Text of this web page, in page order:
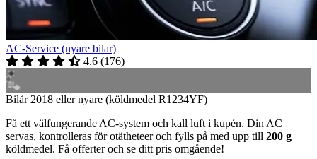
AC-Service (nyare bilar)
4.6 (176)
Bilår 2018 eller nyare (köldmedel R1234YF)
Få ett välfungerande AC-system och kall luft i kupén. Din AC
servas, kontrolleras för otätheteer och fylls på med upp till 200 g
köldmedel. Få offerter och se ditt pris omgående!